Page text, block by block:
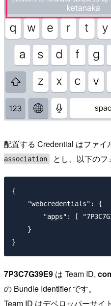
配置する Credential はファイ
association
とし、以下のフ
{
    "webcredentials": {
"apps": [
    }
7P3C7G39E9 は Team ID,
の Bundle Identifier です。
Team ID はデベロッパーサイ